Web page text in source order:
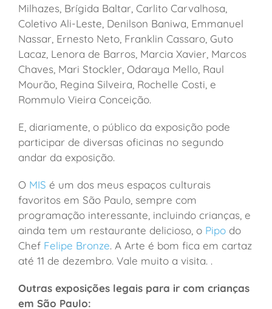
Milhazes, Brígida Baltar, Carlito Carvalhosa,
Coletivo Ali-Leste, Denilson Baniwa, Emmanuel
Nassar, Ernesto Neto, Franklin Cassaro, Guto
Lacaz, Lenora de Barros, Marcia Xavier, Marcos
Chaves, Mari Stockler, Odaraya Mello, Raul
Mourão, Regina Silveira, Rochelle Costi, e
Rommulo Vieira Conceição.
E, diariamente, o público da exposição pode
participar de diversas oficinas no segundo
andar da exposição.
O MIS é um dos meus espaços culturais
favoritos em São Paulo, sempre com
programação interessante, incluindo crianças, e
ainda tem um restaurante delicioso, o Pipodo
Chef Felipe Bronze. A Arte é bom fica em cartaz
até 11 de dezembro. Vale muito a visita. .
Outras exposições legais para ir com crianças
em São Paulo: